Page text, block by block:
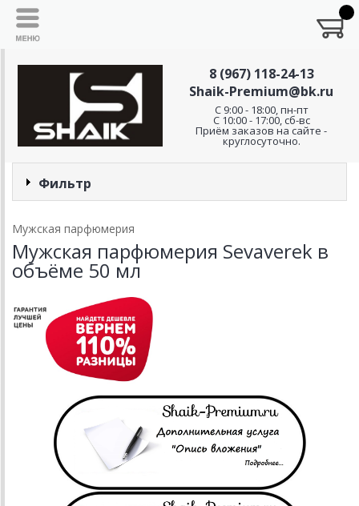
8 (967) 118-24-13
Shaik-Premium@bk.ru
C 9:00 - 18:00, пн-пт
С 10:00 - 17:00, сб-вс
Приём заказов на сайте -
круглосуточно.
Фильтр
Мужская парфюмерия
Мужская парфюмерия Sevaverek в
объёме 50 мл